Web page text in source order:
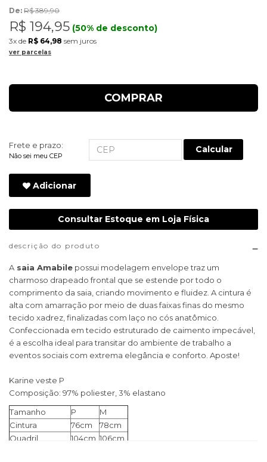
De: R$ 389,90
R$ 194,95 (50% de desconto)
3x de R$ 64,98 sem juros
ver parcelas
COMPRAR
Frete e prazo:
Não sei meu CEP
Calcular
Adicionar
Consultar Estoque em Loja Física
descrição do produto
A saia Amabile possui modelagem envelope traz um
charmoso drapeado frontal que se estende por todo o
comprimento da saia, criando movimento e fluidez. A cintura é
alta com amarração por meio de duas faixas finas do mesmo
tecido xadrez, finalizadas com laço no cós anatômico.
Confeccionada em tecido estruturado de caimento impecável,
é a escolha ideal para transitar do ambiente de trabalho a
eventos sociais com extrema elegância e conforto. Aposte!
Karine veste P
Composição: 97% poliester, 3% elastano
Tamanho
P
M
Cintura
76cm
78cm
Quadril
104cm 106cm